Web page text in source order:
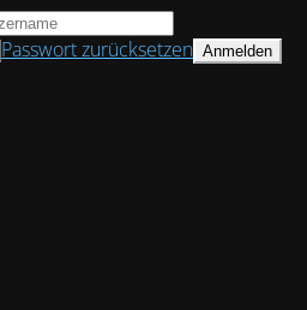
Passwort zurücksetzen